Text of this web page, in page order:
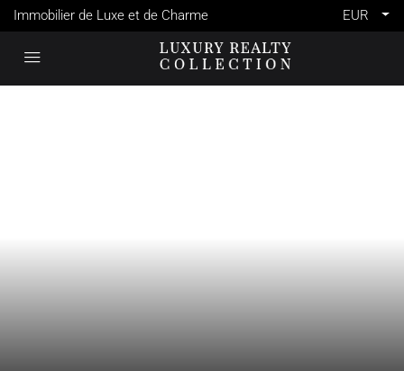
Immobilier de Luxe et de Charme EUR